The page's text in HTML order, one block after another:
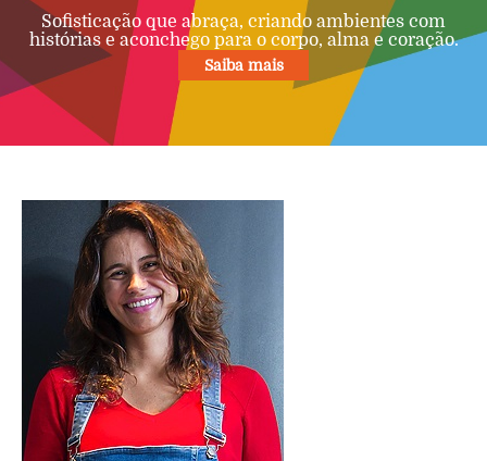
Sofisticação que abraça, criando ambientes com
histórias e aconchego para o corpo, alma e coração.
Saiba mais